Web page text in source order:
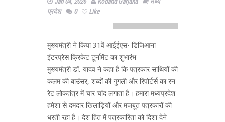
प्रदेश
0 Like
मुख्यमंत्री ने किया 31वें आईईएस- डिजिआना
इंटरप्रेस क्रिकेट टूर्नामेंट का शुभारंभ
मुख्यमंत्री डॉ. यादव ने कहा है कि पत्रकार साथियों की
कलम की बाउंसर, शब्दों की गुगली और रिपोर्टर्स का रन
रेट लोकतंत्र में चार चांद लगाता है। हमारा मध्यप्रदेश
हमेशा से दमदार खिलाड़ियों और मजबूत पत्रकारों की
धरती रहा है। देश हित में पत्रकारिता को दिशा देने